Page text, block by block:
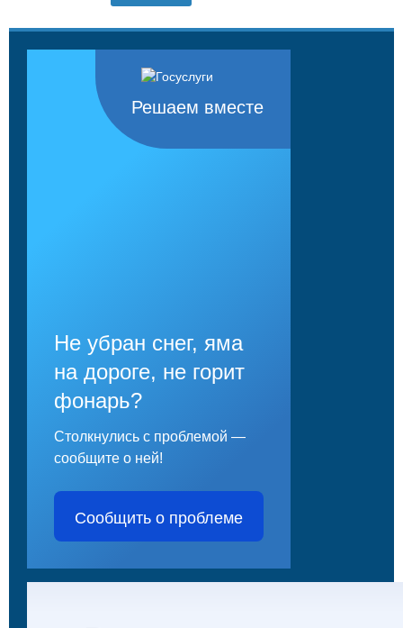
Решаем вместе
Не убран снег, яма
на дороге, не горит
фонарь?
Столкнулись с проблемой —
сообщите о ней!
Сообщить о проблеме